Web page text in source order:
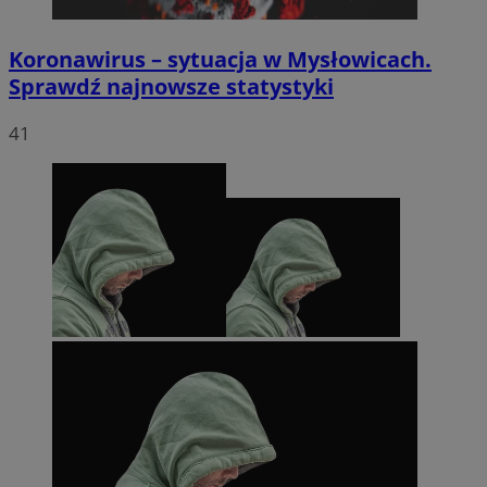
Koronawirus – sytuacja w Mysłowicach.
Sprawdź najnowsze statystyki
41
li_gc
Corporation
.linkedin.com
suid
Simplifi Holdings
Inc.
.simpli.fi
INGRESSCOOKIE
Google Privacy
Policy